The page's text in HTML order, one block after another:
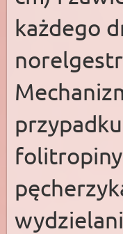
każdego
folitropiny